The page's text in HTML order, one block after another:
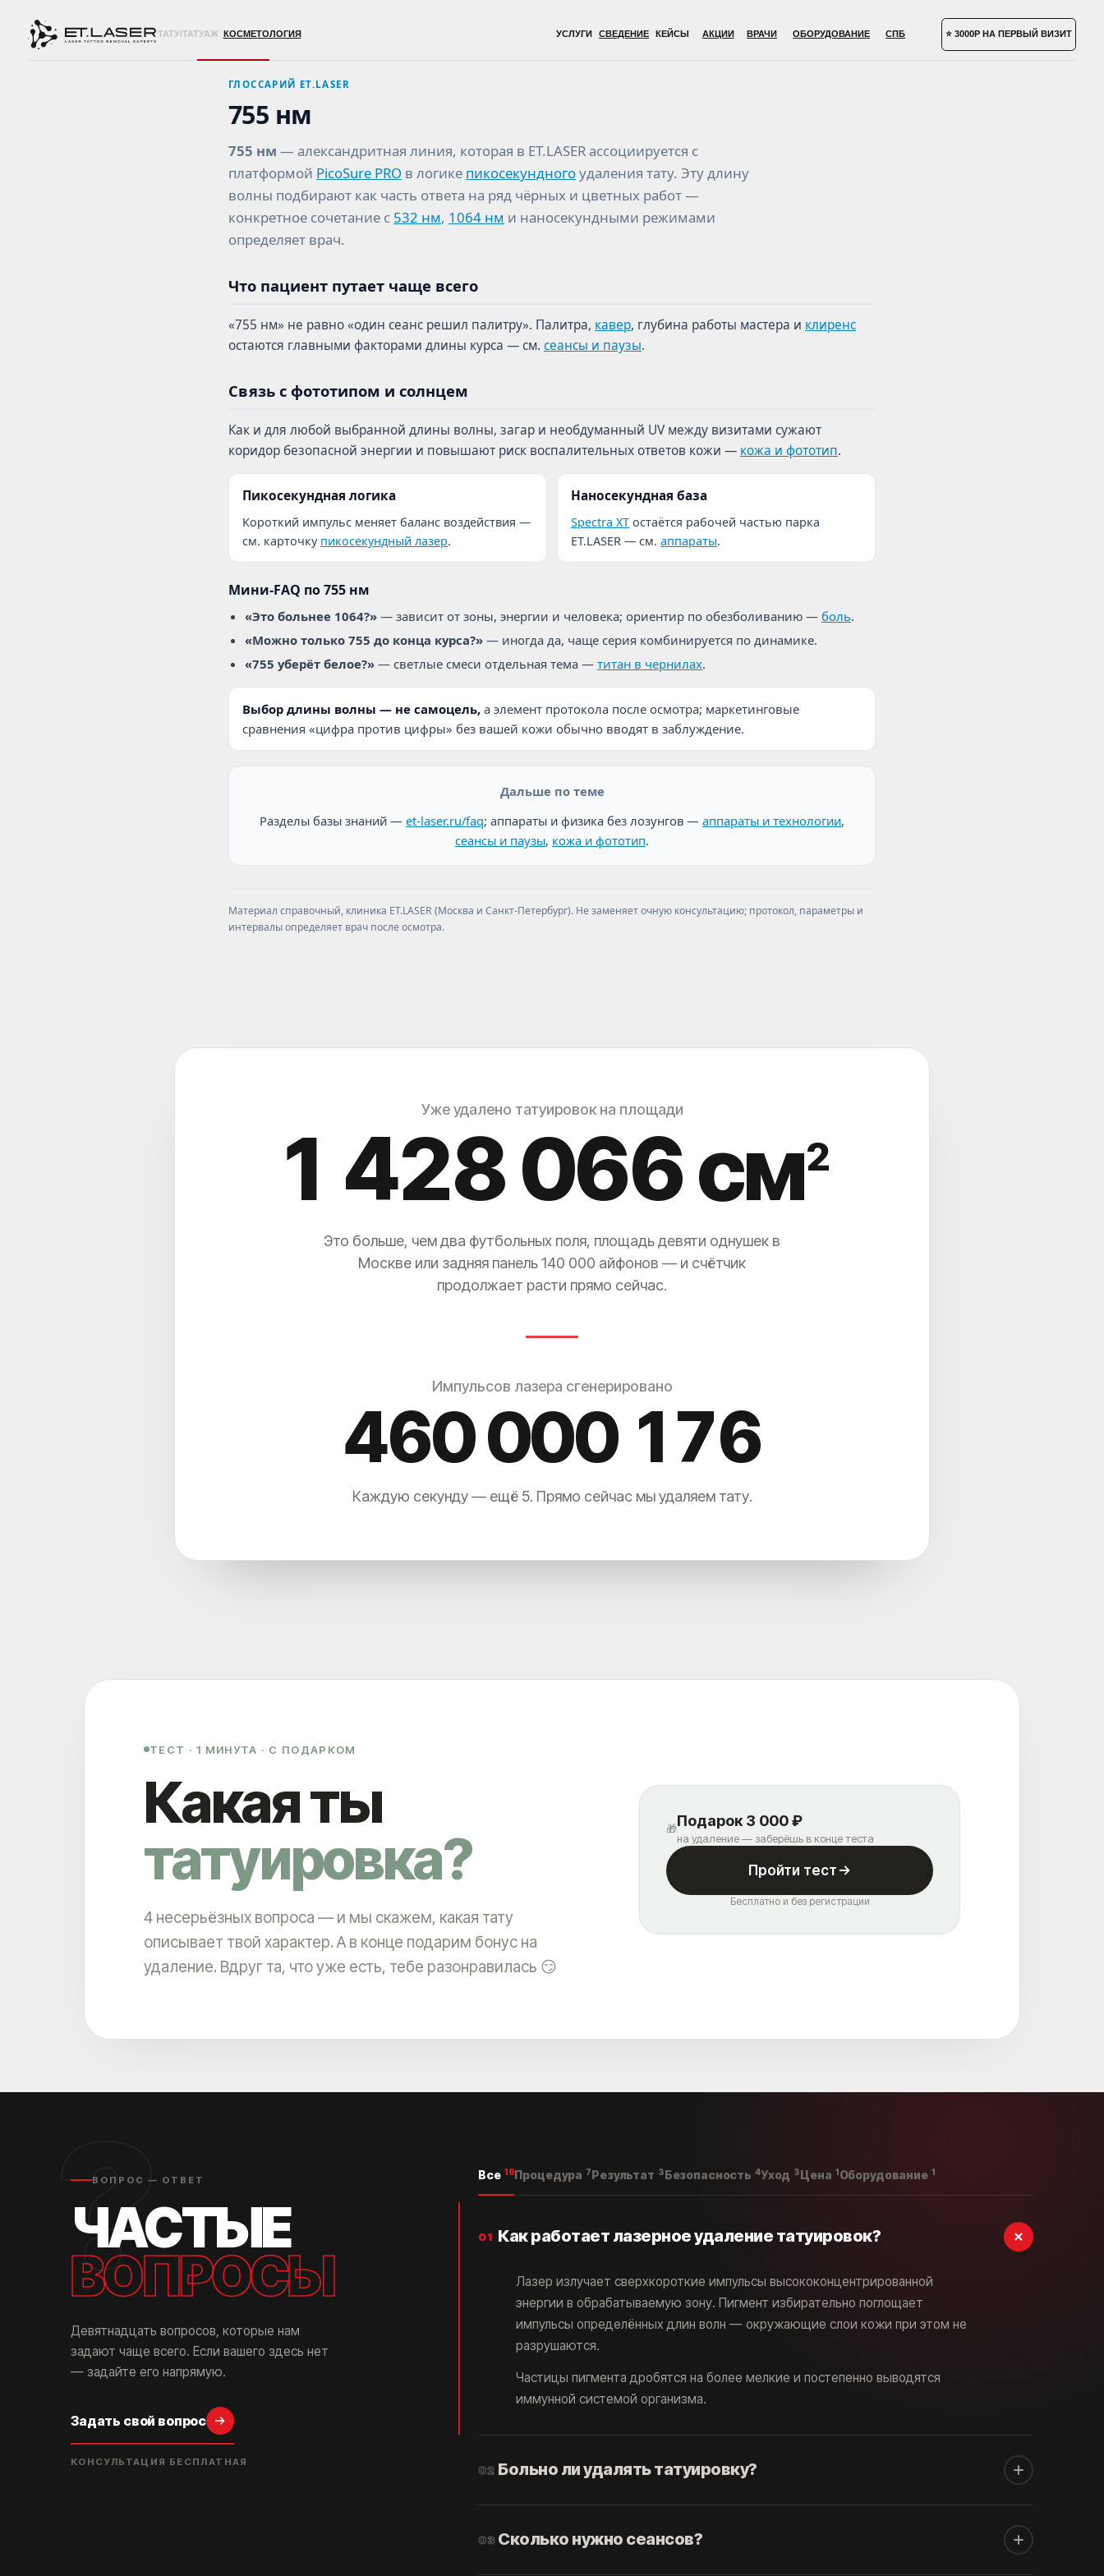
ТАТУ/ТАТУАЖ КОСМЕТОЛОГИЯ СВЕДЕНИЕ КЕЙСЫ АКЦИИ ВРАЧИ ОБОРУДОВАНИЕ СПБ ⭐ 3000Р НА ПЕРВЫЙ ВИЗИТ
ГЛОССАРИЙ ET.LASER
755 нм
755 нм — александритная линия, которая в ET.LASER ассоциируется с
платформой PicoSure PRO в логике пикосекундногоудаления тату. Эту длину
волны подбирают как часть ответа на ряд чёрных и цветных работ —
конкретное сочетание с 532 нм, 1064 нм и наносекундными режимами
определяет врач.
Что пациент путает чаще всего
«755 нм» не равно «один сеанс решил палитру». Палитра, кавер, глубина работы мастера и клиренс
остаются главными факторами длины курса — см. сеансы и паузы.
Связь с фототипом и солнцем
Как и для любой выбранной длины волны, загар и необдуманный UV между визитами сужают
коридор безопасной энергии и повышают риск воспалительных ответов кожи — кожа и фототип.
Пикосекундная логика
Короткий импульс меняет баланс воздействия —
см. карточку пикосекундный лазер.
Наносекундная база
Spectra XT остаётся рабочей частью парка
ET.LASER — см. аппараты.
Мини-FAQ по 755 нм
«Это больнее 1064?» — зависит от зоны, энергии и человека; ориентир по обезболиванию — боль.
«Можно только 755 до конца курса?» — иногда да, чаще серия комбинируется по динамике.
«755 уберёт белое?» — светлые смеси отдельная тема — титан в чернилах.
Выбор длины волны — не самоцель, а элемент протокола после осмотра; маркетинговые
сравнения «цифра против цифры» без вашей кожи обычно вводят в заблуждение.
Дальше по теме
Разделы базы знаний — et-laser.ru/faq; аппараты и физика без лозунгов — аппараты и технологии,
сеансы и паузы, кожа и фототип.
Материал справочный, клиника ET.LASER (Москва и Санкт-Петербург). Не заменяет очную консультацию; протокол, параметры и
интервалы определяет врач после осмотра.
Уже удалено татуировок на площади
1 428 069см2
Это больше, чем два футбольных поля, площадь девяти однушек в
Москве или задняя панель 140 000 айфонов — и счётчик
продолжает расти прямо сейчас.
Импульсов лазера сгенерировано
460 000 181
Каждую секунду — ещё 5. Прямо сейчас мы удаляем тату.
ТЕСТ · 1 МИНУТА · С ПОДАРКОМ
Какая ты
татуировка?
4 несерьёзных вопроса — и мы скажем, какая тату
описывает твой характер. А в конце подарим бонус на
удаление. Вдруг та, что уже есть, тебе разонравилась 😏
🎁Подарок 3 000 ₽
на удаление — заберёшь в конце теста
Пройти тест
Бесплатно и без регистрации
?
ВОПРОС — ОТВЕТ
ЧАСТЫЕ
ВОПРОСЫ
Девятнадцать вопросов, которые нам
задают чаще всего. Если вашего здесь нет
— задайте его напрямую.
Задать свой вопрос
КОНСУЛЬТАЦИЯ БЕСПЛАТНАЯ
Все 19Процедура 7Результат 3Безопасность 4Уход 3Цена 1Оборудование 1
01 Как работает лазерное удаление татуировок?
Лазер излучает сверхкороткие импульсы высококонцентрированной
энергии в обрабатываемую зону. Пигмент избирательно поглощает
импульсы определённых длин волн — окружающие слои кожи при этом не
разрушаются.
Частицы пигмента дробятся на более мелкие и постепенно выводятся
иммунной системой организма.
02 Больно ли удалять татуировку?
горячего масла. Терпимо, но приятного мало — врать здесь смысла нет.
03 Сколько нужно сеансов?